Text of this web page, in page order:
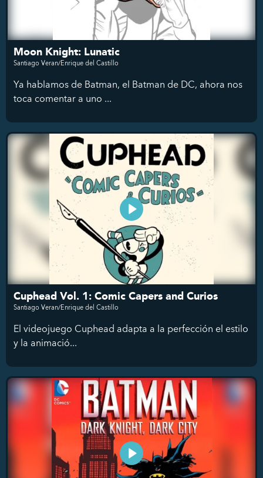
Moon Knight: Lunatic
Santiago Veran/Enrique del Castillo
Ya hablamos de Batman, el Batman de DC, ahora nos
toca comentar a uno ...
Cuphead Vol. 1: Comic Capers and Curios
Santiago Veran/Enrique del Castillo
El videojuego Cuphead adapta a la perfección el estilo
y la animació...